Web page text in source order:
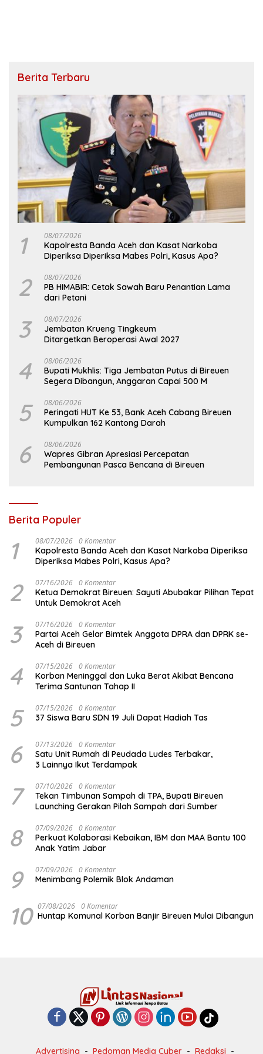
Berita Terbaru
1 08/07/2026
Kapolresta Banda Aceh dan Kasat Narkoba
Diperiksa Diperiksa Mabes Polri, Kasus Apa?
2 08/07/2026
PB HIMABIR: Cetak Sawah Baru Penantian Lama
dari Petani
3 08/07/2026
Jembatan Krueng Tingkeum
Ditargetkan Beroperasi Awal 2027
4 08/06/2026
Bupati Mukhlis: Tiga Jembatan Putus di Bireuen
Segera Dibangun, Anggaran Capai 500 M
5 08/06/2026
Peringati HUT Ke 53, Bank Aceh Cabang Bireuen
Kumpulkan 162 Kantong Darah
6 08/06/2026
Wapres Gibran Apresiasi Percepatan
Pembangunan Pasca Bencana di Bireuen
Berita Populer
1 08/07/2026 0 Komentar
Kapolresta Banda Aceh dan Kasat Narkoba Diperiksa
Diperiksa Mabes Polri, Kasus Apa?
2 07/16/2026 0 Komentar
Ketua Demokrat Bireuen: Sayuti Abubakar Pilihan Tepat
Untuk Demokrat Aceh
3 07/16/2026 0 Komentar
Partai Aceh Gelar Bimtek Anggota DPRA dan DPRK se-
Aceh di Bireuen
4 07/15/2026 0 Komentar
Korban Meninggal dan Luka Berat Akibat Bencana
Terima Santunan Tahap II
5 07/15/2026 0 Komentar
37 Siswa Baru SDN 19 Juli Dapat Hadiah Tas
6 07/13/2026 0 Komentar
Satu Unit Rumah di Peudada Ludes Terbakar,
3 Lainnya Ikut Terdampak
7 07/10/2026 0 Komentar
Tekan Timbunan Sampah di TPA, Bupati Bireuen
Launching Gerakan Pilah Sampah dari Sumber
8 07/09/2026 0 Komentar
Perkuat Kolaborasi Kebaikan, IBM dan MAA Bantu 100
Anak Yatim Jabar
9 07/09/2026 0 Komentar
Menimbang Polemik Blok Andaman
10 07/08/2026 0 Komentar
Huntap Komunal Korban Banjir Bireuen Mulai Dibangun
Advertising Pedoman Media Cyber Redaksi